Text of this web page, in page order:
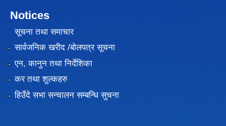
Notices
सूचना तथा समाचार
सार्वजनिक खरीद /बोलपत्र सूचना
एन, कानुन तथा निर्देशिका
कर तथा शुल्कहरु
हिउँदे सभा सन्चालन सम्बन्धि सुचना